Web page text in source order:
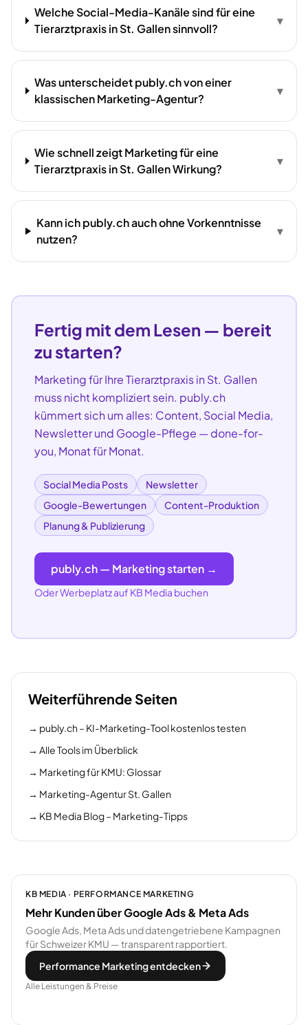
Welche Social-Media-Kanäle sind für eine
Tierarztpraxis in St. Gallen sinnvoll?
▾
Was unterscheidet publy.ch von einer
klassischen Marketing-Agentur?
▾
Wie schnell zeigt Marketing für eine
Tierarztpraxis in St. Gallen Wirkung?
▾
Kann ich publy.ch auch ohne Vorkenntnisse
nutzen?
▾
Fertig mit dem Lesen — bereit
zu starten?
Marketing für IhreTierarztpraxisinSt. Gallen
muss nicht kompliziert sein. publy.ch
kümmert sich um alles: Content, Social Media,
Newsletter und Google-Pflege — done-for-
you, Monat für Monat.
Social Media Posts
Newsletter
Google-Bewertungen
Content-Produktion
Planung & Publizierung
publy.ch — Marketing starten →
Oder Werbeplatz auf KB Media buchen
Weiterführende Seiten
→ publy.ch – KI-Marketing-Tool kostenlos testen
→ Alle Tools im Überblick
→ Marketing für KMU: Glossar
→ Marketing-Agentur St. Gallen
→ KB Media Blog – Marketing-Tipps
KB MEDIA · PERFORMANCE MARKETING
Mehr Kunden über Google Ads & Meta Ads
Google Ads, Meta Ads und datengetriebene Kampagnen
für Schweizer KMU — transparent rapportiert.
Performance Marketing entdecken
Alle Leistungen & Preise